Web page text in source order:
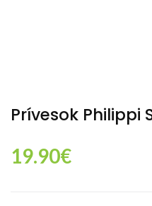
Prívesok Philippi
19.90€